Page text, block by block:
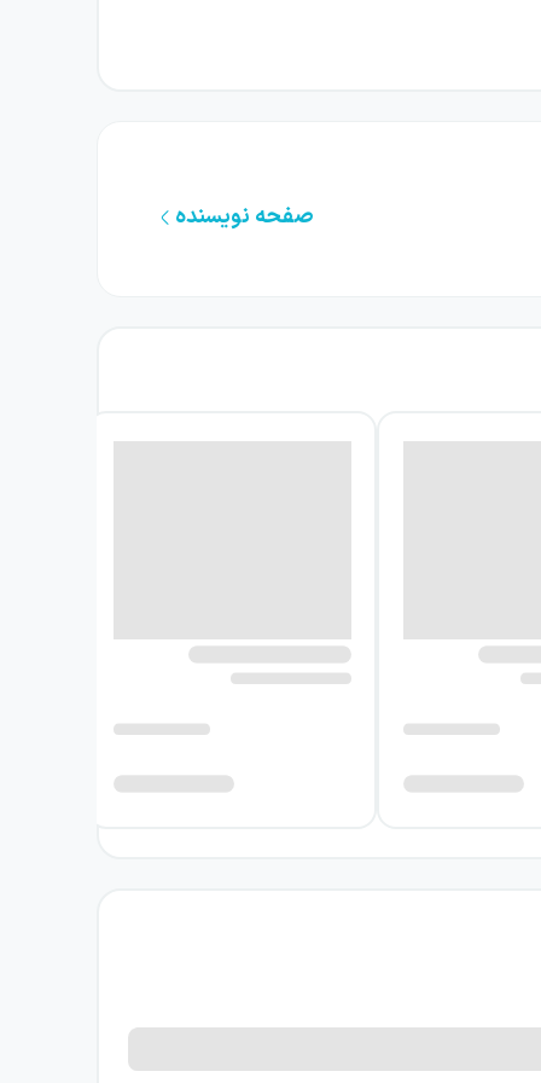
قرار بوده آن‌جا باشد، و از خلال صداها با
را همراه مرد جوان در مسیر کشف حقیقت
آیا آگاهی بیشتر، انسان را قدرتمندتر
آیا حقیقت، بدون مسئولیت و پیامد،
و هم او را وادار می‌کند درباره حریم خصوصی،
شوند و روبه‌رو شدن با رازهایی که دانستنشان
یک ماجرای رازآلود و کاوشی درباره میل به
صفحه نویسنده